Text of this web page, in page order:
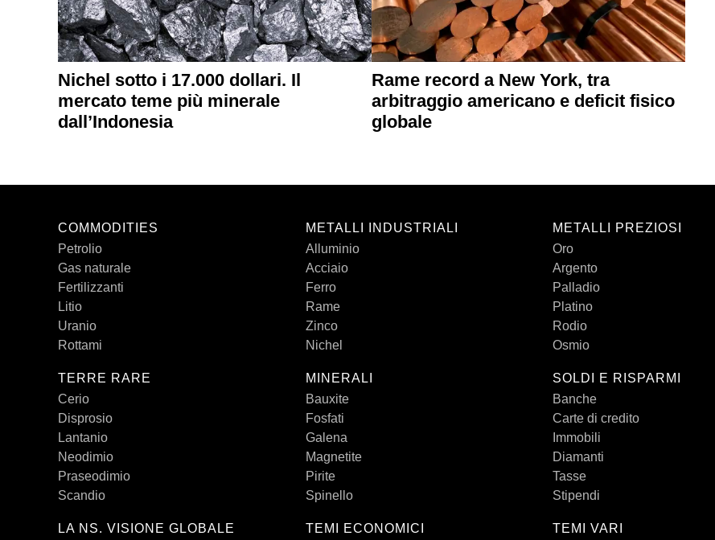
Nichel sotto i 17.000 dollari. Il
mercato teme più minerale
dall’Indonesia
Rame record a New York, tra
arbitraggio americano e deficit fisico
globale
COMMODITIES
Petrolio
Gas naturale
Fertilizzanti
Litio
Uranio
Rottami
TERRE RARE
Cerio
Disprosio
Lantanio
Neodimio
Praseodimio
Scandio
LA NS. VISIONE GLOBALE
METALLI INDUSTRIALI
Alluminio
Acciaio
Ferro
Rame
Zinco
Nichel
MINERALI
Bauxite
Fosfati
Galena
Magnetite
Pirite
Spinello
TEMI ECONOMICI
METALLI PREZIOSI
Oro
Argento
Palladio
Platino
Rodio
Osmio
SOLDI E RISPARMI
Banche
Carte di credito
Immobili
Diamanti
Tasse
Stipendi
TEMI VARI